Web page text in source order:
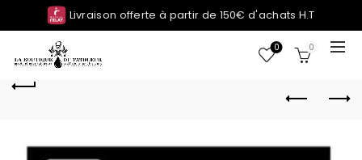
Livraison offerte à partir de 150€ d'achats H.T
0 0